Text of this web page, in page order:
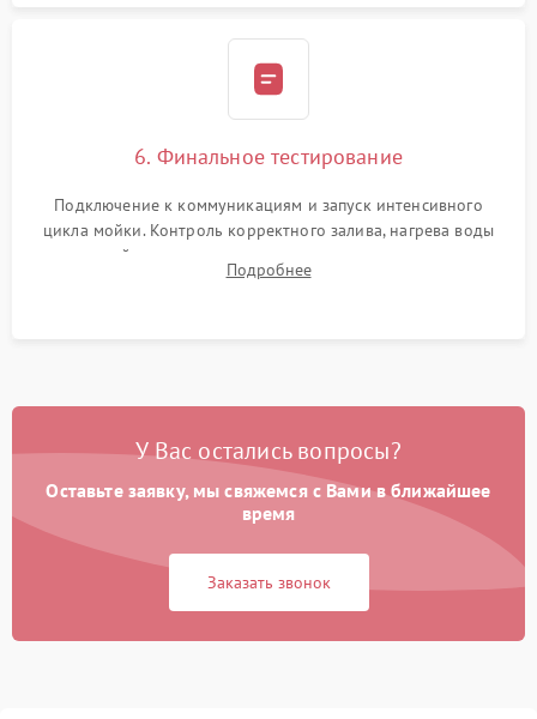
6. Финальное тестирование
Подключение к коммуникациям и запуск интенсивного
цикла мойки. Контроль корректного залива, нагрева воды
до нужной температуры, отсутствия посторонних шумов,
штатного слива и абсолютной сухости в поддоне.
Подробнее
У Вас остались вопросы?
Оставьте заявку, мы свяжемся с Вами в ближайшее
время
Заказать звонок